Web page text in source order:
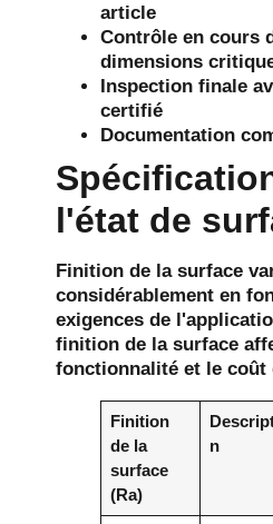
article
Contrôle en cours
dimensions
Inspection finale
certifié
Documentation
l'état de
Finition de la surface
considérablement en
exigences de
finition de la surface
fonctionnalité et le coût
Finition
de la
surface
(Ra)
n